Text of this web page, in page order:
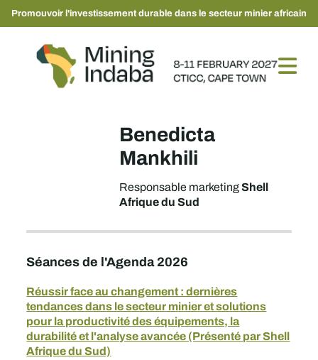
Promouvoir l'investissement durable dans le secteur minier africain
Benedicta
Mankhili
Responsable marketingShell
Afrique du Sud
Séances de l'Agenda 2026
Réussir face au changement : dernières
tendances dans le secteur minier et solutions
pour la productivité des équipements, la
durabilité et l'analyse avancée (Présenté par Shell
Afrique du Sud)